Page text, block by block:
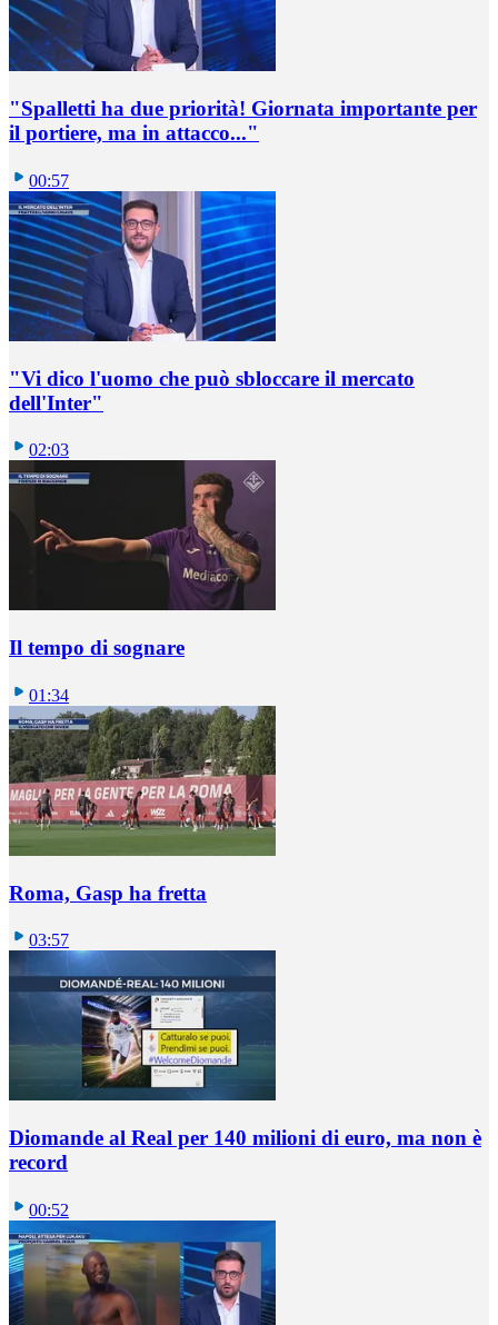
"Spalletti ha due priorità! Giornata importante per
il portiere, ma in attacco..."
00:57
"Vi dico l'uomo che può sbloccare il mercato
dell'Inter"
02:03
Il tempo di sognare
01:34
Roma, Gasp ha fretta
03:57
Diomande al Real per 140 milioni di euro, ma non è
record
00:52